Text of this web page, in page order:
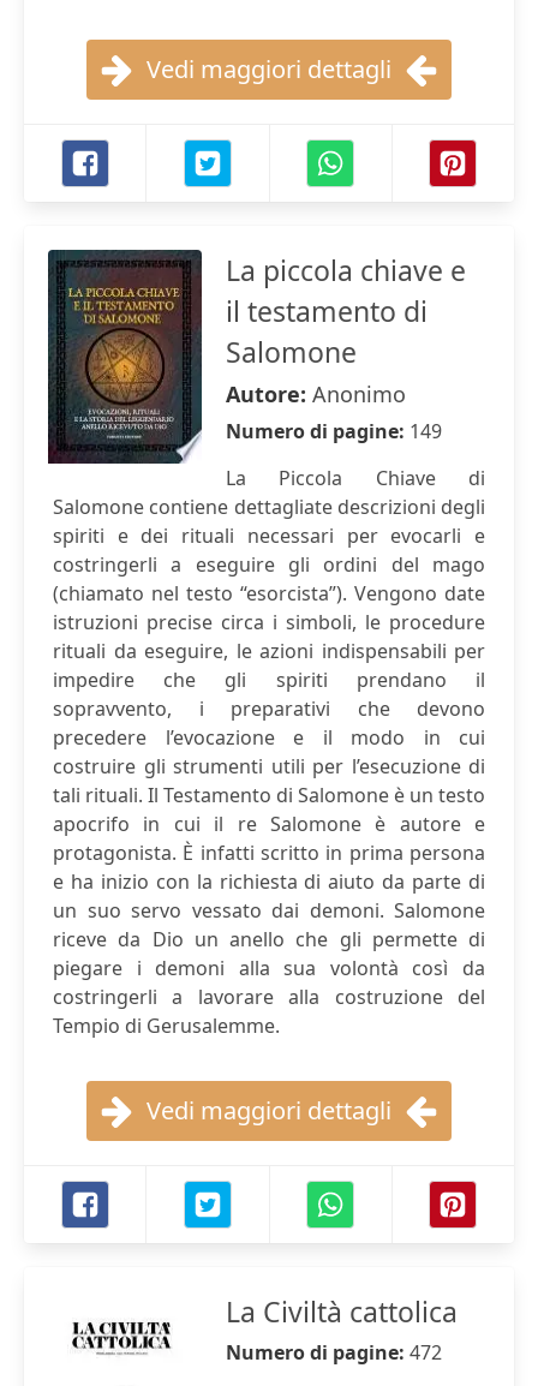
Vedi maggiori dettagli
La piccola chiave e
il testamento di
Salomone
Autore: Anonimo
Numero di pagine: 149
La Piccola Chiave di
Salomone contiene dettagliate descrizioni degli
spiriti e dei rituali necessari per evocarli e
costringerli a eseguire gli ordini del mago
(chiamato nel testo “esorcista”). Vengono date
istruzioni precise circa i simboli, le procedure
rituali da eseguire, le azioni indispensabili per
impedire che gli spiriti prendano il
sopravvento, i preparativi che devono
precedere l’evocazione e il modo in cui
costruire gli strumenti utili per l’esecuzione di
tali rituali. Il Testamento di Salomone è un testo
apocrifo in cui il re Salomone è autore e
protagonista. È infatti scritto in prima persona
e ha inizio con la richiesta di aiuto da parte di
un suo servo vessato dai demoni. Salomone
riceve da Dio un anello che gli permette di
piegare i demoni alla sua volontà così da
costringerli a lavorare alla costruzione del
Tempio di Gerusalemme.
Vedi maggiori dettagli
La Civiltà cattolica
Numero di pagine: 472